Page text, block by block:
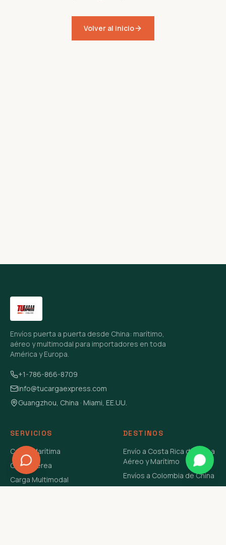
Volver al inicio
Envíos puerta a puerta desde China: marítimo,
aéreo y multimodal para importadores en toda
América y Europa.
+1-786-866-8709
info@tucargaexpress.com
Guangzhou, China · Miami, EE.UU.
SERVICIOS
Carga Marítima
Carga Aérea
Carga Multimodal
DESTINOS
Envío a Costa Rica de China
Aéreo y Marítimo
Envíos a Colombia de China